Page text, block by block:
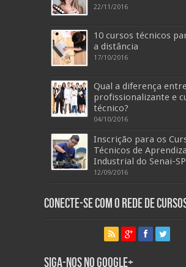
22/11/2016
10 cursos técnicos
a distância
17/10/2016
Qual a diferença
profissionalizante e
técnico?
04/10/2016
Inscrição para os
Técnicos de
Industrial do Senai-SP
12/09/2016
Conecte-se com o Rede de
Siga-nos no Google+